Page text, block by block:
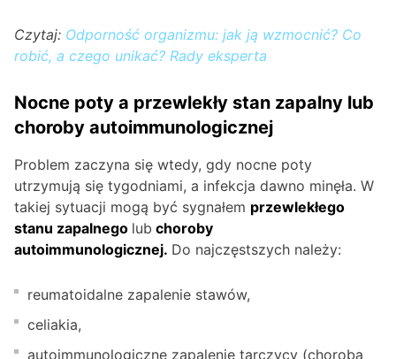
Czytaj: Odporność organizmu: jak ją wzmocnić? Co
robić, a czego unikać? Rady eksperta
Nocne poty a przewlekły stan zapalny lub
choroby autoimmunologicznej
Problem zaczyna się wtedy, gdy nocne poty
utrzymują się tygodniami, a infekcja dawno minęła. W
takiej sytuacji mogą być sygnałem przewlekłego
stanu zapalnego lub choroby
autoimmunologicznej. Do najczęstszych należy:
reumatoidalne zapalenie stawów,
celiakia,
autoimmunologiczne zapalenie tarczycy (choroba